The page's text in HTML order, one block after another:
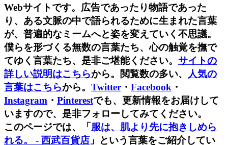
Webサイトです。広告であったり物語であった
り、ある文脈の中で語られるために生まれた言葉
が、普遍的なミームへと姿を変えていく不思議。
僕らを形づくる無数の言葉たち、心の触覚を撫で
てゆく言葉たち、是非ご堪能ください。 サイトの
詳しい説明はこちらから。閲覧数の多い、
人気の
言葉はこちらから。 Twitter ・ Facebook ・
Instagram ・ Pinterestでも、更新情報をお届けして
いますので、是非フォローしてみてください。
このページでは、「服は、肌より先に抱きしめら
れる。 - 西武百貨店 」という言葉をご紹介してい